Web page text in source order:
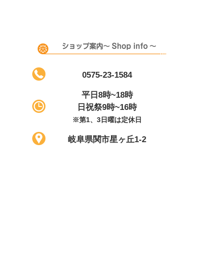
0575-23-1584
平日8時~18時
日祝祭9時~16時
※第1、3日曜は定休日
岐阜県関市星ヶ丘1-2